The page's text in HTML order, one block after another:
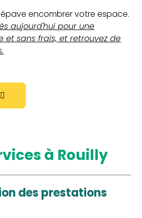
encombrer votre espace.
aujourd'hui pour une
et sans frais, et retrouvez de
à Rouilly
des prestations